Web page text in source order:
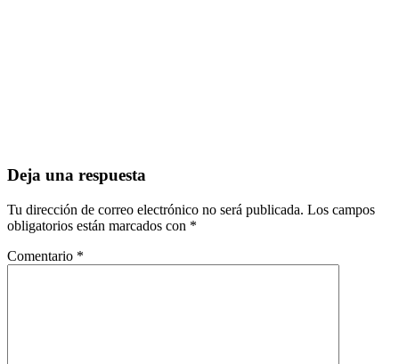
Deja una respuesta
Tu dirección de correo electrónico no será publicada. Los campos
obligatorios están marcados con *
Comentario *